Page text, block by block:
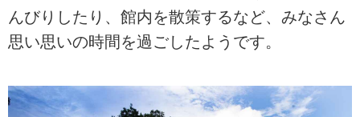
んびりしたり、館内を散策するなど、みなさん
思い思いの時間を過ごしたようです。